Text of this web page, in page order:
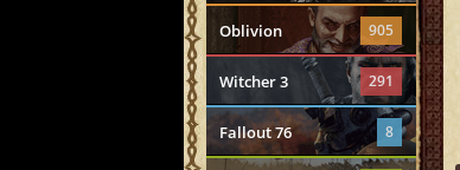
Oblivion 905
Witcher 3 291
Fallout 76 8